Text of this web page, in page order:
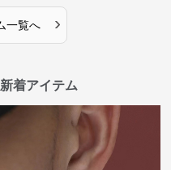
一覧へ ›
着アイテム